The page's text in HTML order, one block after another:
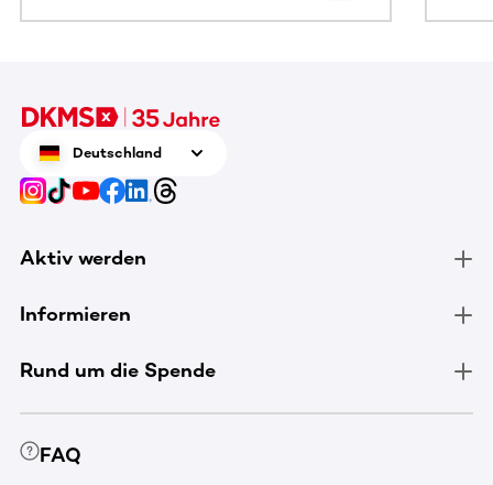
Deutschland
Aktiv werden
Informieren
Rund um die Spende
FAQ